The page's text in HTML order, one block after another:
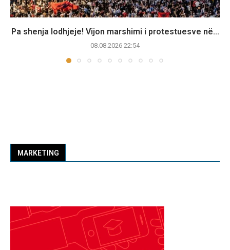
Pa shenja lodhjeje! Vijon marshimi i protestuesve në...
08.08.2026 22:54
MARKETING